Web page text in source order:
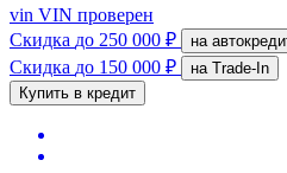
vin VIN проверен
Скидка до 250 000 ₽ на
Скидка до 150 000 ₽
на Trade-In
Купить в кредит